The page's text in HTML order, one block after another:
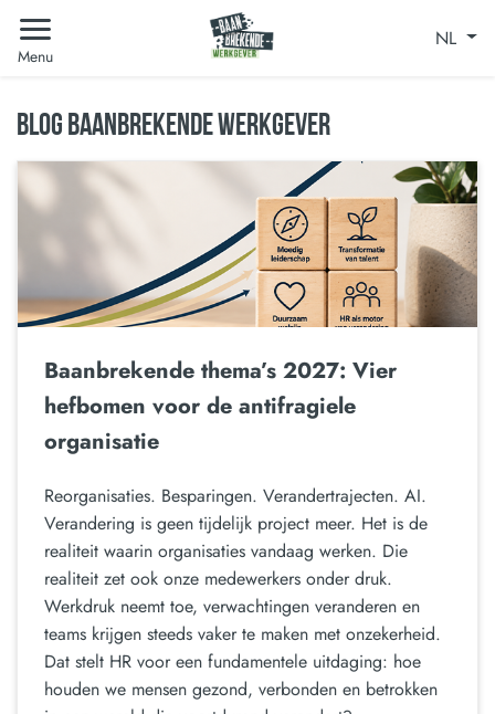
Menu
NL
BLOG BAANBREKENDE WERKGEVER
Baanbrekende thema’s 2027: Vier
hefbomen voor de antifragiele
organisatie
Reorganisaties. Besparingen. Verandertrajecten. AI.
Verandering is geen tijdelijk project meer. Het is de
realiteit waarin organisaties vandaag werken. Die
realiteit zet ook onze medewerkers onder druk.
Werkdruk neemt toe, verwachtingen veranderen en
teams krijgen steeds vaker te maken met onzekerheid.
Dat stelt HR voor een fundamentele uitdaging: hoe
houden we mensen gezond, verbonden en betrokken